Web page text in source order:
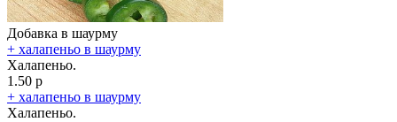
Добавка в шаурму
+ халапеньо в шаурму
Халапеньо.
1.50 р
+ халапеньо в шаурму
Халапеньо.